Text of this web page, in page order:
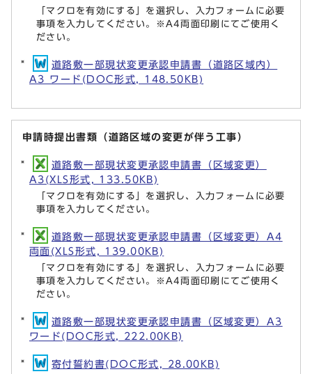
「マクロを有効にする」を選択し、入力フォームに必要
事項を入力してください。※A4両面印刷にてご使用く
ださい。
道路敷一部現状変更承認申請書（道路区域内）
A3 ワード(DOC形式, 148.50KB)
申請時提出書類（道路区域の変更が伴う工事）
道路敷一部現状変更承認申請書（区域変更）
A3(XLS形式, 133.50KB)
「マクロを有効にする」を選択し、入力フォームに必要
事項を入力してください。
道路敷一部現状変更承認申請書（区域変更）A4
両面(XLS形式, 139.00KB)
「マクロを有効にする」を選択し、入力フォームに必要
事項を入力してください。※A4両面印刷にてご使用く
ださい。
道路敷一部現状変更承認申請書（区域変更）A3
ワード(DOC形式, 222.00KB)
寄付誓約書(DOC形式, 28.00KB)